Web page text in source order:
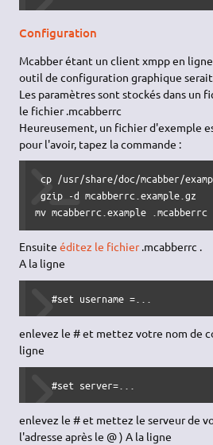
Configuration
Mcabber étant un client xmpp en
outil de configuration graphique serait
Les paramètres sont stockés dans un
le fichier .mcabberrc
Heureusement, un fichier d'exemple
pour l'avoir, tapez la commande :
cp /usr/share/doc/mcabber/
gzip -d mcabberrc.example.gz
mv mcabberrc.example .mcabberrc
Ensuiteéditez le fichier.mcabberrc .
A la ligne
   #set username =...
enlevez le # et mettez votre nom de
ligne
   #set server=...
enlevez le # et mettez le serveur de
l'adresse après le @ ) A la ligne